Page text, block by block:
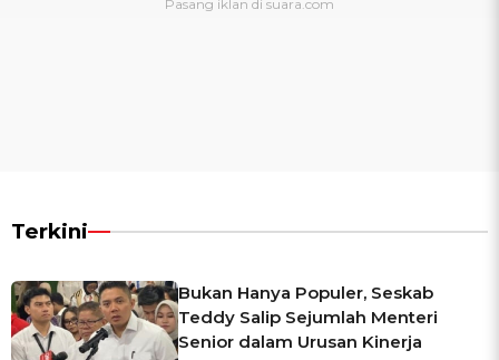
Terkini
Bukan Hanya Populer, Seskab
Teddy Salip Sejumlah Menteri
Senior dalam Urusan Kinerja